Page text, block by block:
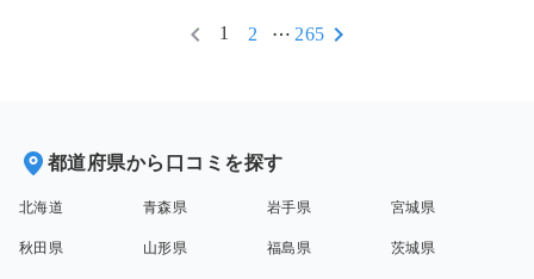
1 2 265
都道府県から口コミを探す
北海道 青森県 岩手県 宮城県
秋田県 山形県 福島県 茨城県